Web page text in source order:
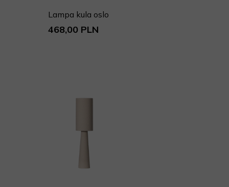
Lampa kula oslo
468,00 PLN